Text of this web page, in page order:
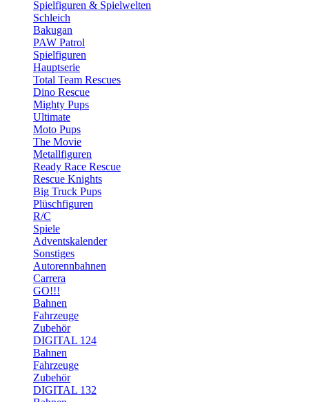
Spielfiguren & Spielwelten
Schleich
Bakugan
PAW Patrol
Spielfiguren
Hauptserie
Total Team Rescues
Dino Rescue
Mighty Pups
Ultimate
Moto Pups
The Movie
Metallfiguren
Ready Race Rescue
Rescue Knights
Big Truck Pups
Plüschfiguren
R/C
Spiele
Adventskalender
Sonstiges
Autorennbahnen
Carrera
GO!!!
Bahnen
Fahrzeuge
Zubehör
DIGITAL 124
Bahnen
Fahrzeuge
Zubehör
DIGITAL 132